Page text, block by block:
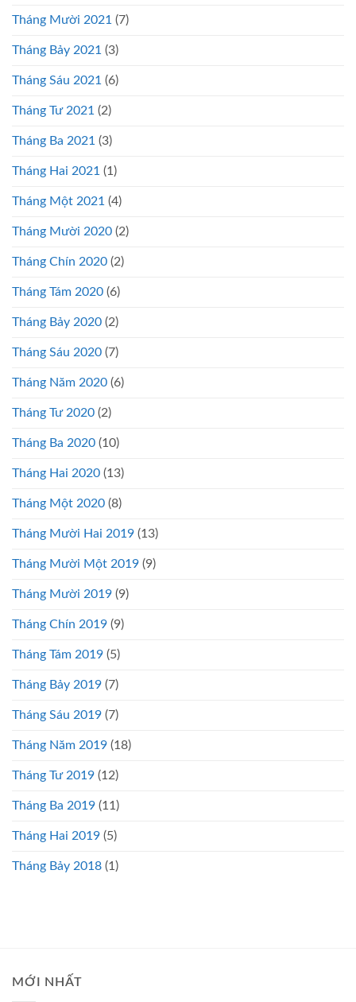
Tháng Mười 2021 (7)
Tháng Bảy 2021 (3)
Tháng Sáu 2021 (6)
Tháng Tư 2021 (2)
Tháng Ba 2021 (3)
Tháng Hai 2021 (1)
Tháng Một 2021 (4)
Tháng Mười 2020 (2)
Tháng Chín 2020 (2)
Tháng Tám 2020 (6)
Tháng Bảy 2020 (2)
Tháng Sáu 2020 (7)
Tháng Năm 2020 (6)
Tháng Tư 2020 (2)
Tháng Ba 2020 (10)
Tháng Hai 2020 (13)
Tháng Một 2020 (8)
Tháng Mười Hai 2019 (13)
Tháng Mười Một 2019 (9)
Tháng Mười 2019 (9)
Tháng Chín 2019 (9)
Tháng Tám 2019 (5)
Tháng Bảy 2019 (7)
Tháng Sáu 2019 (7)
Tháng Năm 2019 (18)
Tháng Tư 2019 (12)
Tháng Ba 2019 (11)
Tháng Hai 2019 (5)
Tháng Bảy 2018 (1)
MỚI NHẤT